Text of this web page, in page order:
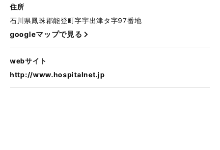
住所
石川県鳳珠郡能登町字宇出津タ字97番地
googleマップで見る
webサイト
http://www.hospitalnet.jp